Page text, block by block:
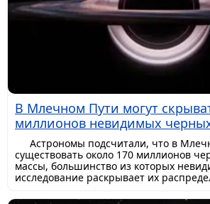
В Млечном Пути могут
миллионов невидимых
Астрономы подсчитали, что в
существовать около 170 миллионов
массы, большинство из которых
исследование раскрывает их